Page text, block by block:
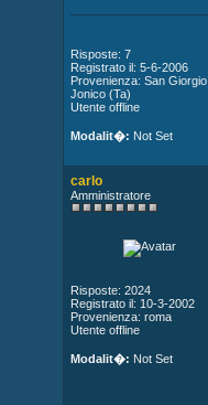
Risposte: 7
Registrato il: 5-6-2006
Provenienza: San Giorgio
Jonico (Ta)
Utente offline
Modalit�: Not Set
carlo
Amministratore
Risposte: 2024
Registrato il: 10-3-2002
Provenienza: roma
Utente offline
Modalit�: Not Set